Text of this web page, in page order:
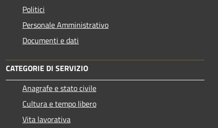
Politici
Personale Amministrativo
Documenti e dati
CATEGORIE DI SERVIZIO
Anagrafe e stato civile
Cultura e tempo libero
Vita lavorativa